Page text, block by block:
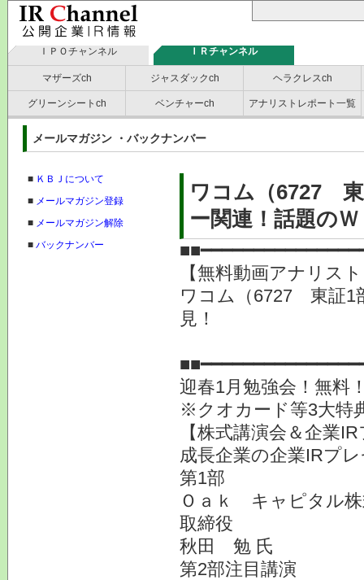
ＩＰＯチャンネル ＩＲチャンネル
マザーズch ジャスダックch ヘラクレスch
グリーンシートch ベンチャーch アナリストレポート一覧
メールマガジン ・バックナンバー
■ ＫＢＪについて
■ メールマガジン登録
■ メールマガジン解除
■ バックナンバー
ワコム（6727
ー関連！話題の
【無料動画アナリス
ワコム（6727 東証1
見！
迎春1月勉強会！無料
※クオカード等3大特
【株式講演会＆企業
成長企業の企業IRプ
第1部
Ｏａｋ キャピタル
取締役
秋田 勉 氏
第2部注目講演